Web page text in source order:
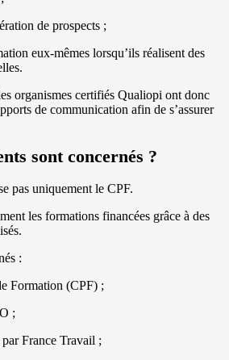
de prospects ;
eux-mêmes lorsqu’ils réalisent des
organismes certifiés Qualiopi ont donc
de communication afin de s’assurer
sont concernés ?
pas uniquement le CPF.
les formations financées grâce à des
:
Formation (CPF) ;
;
France Travail ;